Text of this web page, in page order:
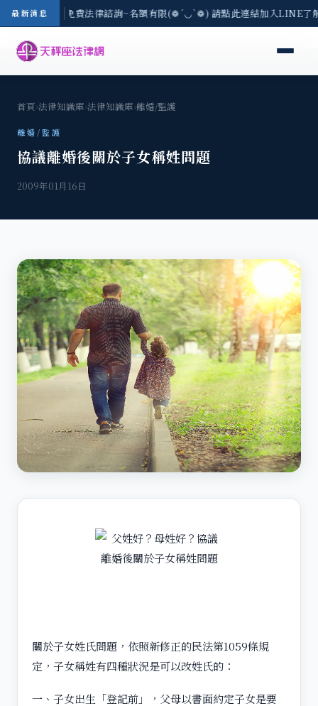
最新消息
-8/3(一) 現場免費法律諮詢~名額有限(❁´◡`❁) 請點此連結加入LINE
首頁›法律知識庫›法律知識庫›離婚/監護
離婚/監護
協議離婚後關於子女稱姓問題
2009年01月16日
關於子女姓氏問題，依照新修正的民法第1059條規
定，子女稱姓有四種狀況是可以改姓氏的：
一、子女出生「登記前」，父母以書面約定子女是要